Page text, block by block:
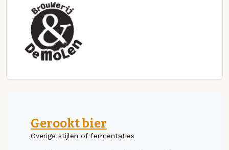
Gerookt bier
Overige stijlen of fermentaties